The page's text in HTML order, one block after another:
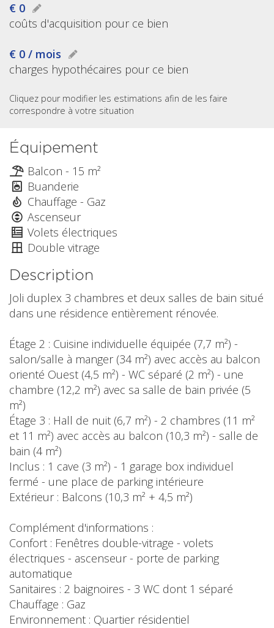
€ 0
coûts d'acquisition pour ce bien
€ 0 / mois
charges hypothécaires pour ce bien
Cliquez pour modifier les estimations afin de les faire
correspondre à votre situation
Équipement
Balcon - 15 m²
Buanderie
Chauffage - Gaz
Ascenseur
Volets électriques
Double vitrage
Description
Joli duplex 3 chambres et deux salles de bain situé
dans une résidence entièrement rénovée.
Étage 2 : Cuisine individuelle équipée (7,7 m²) -
salon/salle à manger (34 m²) avec accès au balcon
orienté Ouest (4,5 m²) - WC séparé (2 m²) - une
chambre (12,2 m²) avec sa salle de bain privée (5
m²)
Étage 3 : Hall de nuit (6,7 m²) - 2 chambres (11 m²
et 11 m²) avec accès au balcon (10,3 m²) - salle de
bain (4 m²)
Inclus : 1 cave (3 m²) - 1 garage box individuel
fermé - une place de parking intérieure
Extérieur : Balcons (10,3 m² + 4,5 m²)
Complément d'informations :
Confort : Fenêtres double-vitrage - volets
électriques - ascenseur - porte de parking
automatique
Sanitaires : 2 baignoires - 3 WC dont 1 séparé
Chauffage : Gaz
Environnement : Quartier résidentiel